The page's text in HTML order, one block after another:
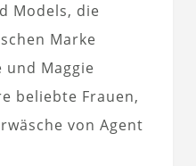
Models, die
Marke
und Maggie
beliebte Frauen,
von Agent